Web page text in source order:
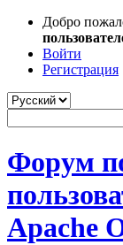
Добро
Войти
Регистрация
Форум
Apache